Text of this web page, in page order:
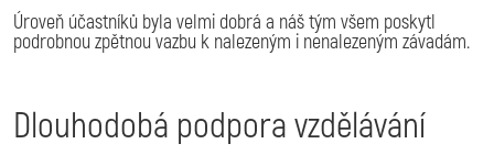
Úroveň účastníků byla velmi dobrá a náš tým všem poskytl
podrobnou zpětnou vazbu k nalezeným i nenalezeným závadám.
Dlouhodobá podpora vzdělávání